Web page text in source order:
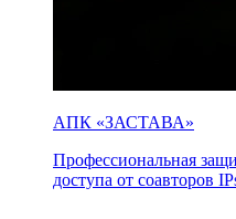
АПК «ЗАСТАВА»
Профессиональная
доступа от соавторов